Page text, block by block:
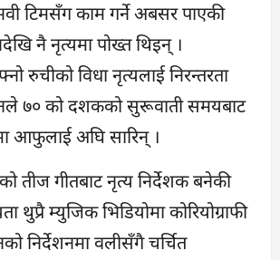
टिमसँग काम गर्ने अबसर पाएकी
नै नृत्यमा पोख्त थिइन् ।
रुचीको विधा नृत्यलाई निरन्तरता
७० को दशकको सुरूवाती समयबाट
आफुलाई अघि सारिन् ।
तीज गीतबाट नृत्य निर्देशक बनेकी
थुप्रै म्युजिक भिडियोमा कोरियोग्राफी
निर्देशनमा वलीसँगै चर्चित